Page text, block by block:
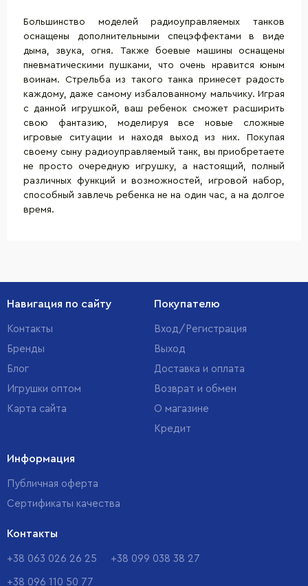
Большинство моделей радиоуправляемых танков
оснащены дополнительными спецэффектами в виде
дыма, звука, огня. Также боевые машины оснащены
пневматическими пушками, что очень нравится юным
воинам. Стрельба из такого танка принесет радость
каждому, даже самому избалованному мальчику. Играя
с данной игрушкой, ваш ребенок сможет расширить
свою фантазию, моделируя все новые сложные
игровые ситуации и находя выход из них. Покупая
своему сыну радиоуправляемый танк, вы приобретаете
не просто очередную игрушку, а настоящий, полный
различных функций и возможностей, игровой набор,
способный завлечь ребенка не на один час, а на долгое
время.
Навигация по сайту
Контакты
Бренды
Блог
Игрушки оптом
Карта сайта
Покупателю
Вход/Регистрация
Выход
Доставка и оплата
Возврат и обмен
О магазине
Кредит
Информация
Публичная оферта
Сертификаты качества
Контакты
+38 063 026 26 25 +38 099 038 38 27
+38 096 110 50 77